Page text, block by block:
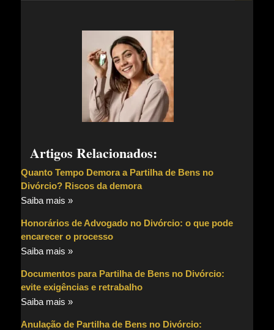
Artigos Relacionados:
Quanto Tempo Demora a Partilha de Bens no
Divórcio? Riscos da demora
Saiba mais »
Honorários de Advogado no Divórcio: o que pode
encarecer o processo
Saiba mais »
Documentos para Partilha de Bens no Divórcio:
evite exigências e retrabalho
Saiba mais »
Anulação de Partilha de Bens no Divórcio: